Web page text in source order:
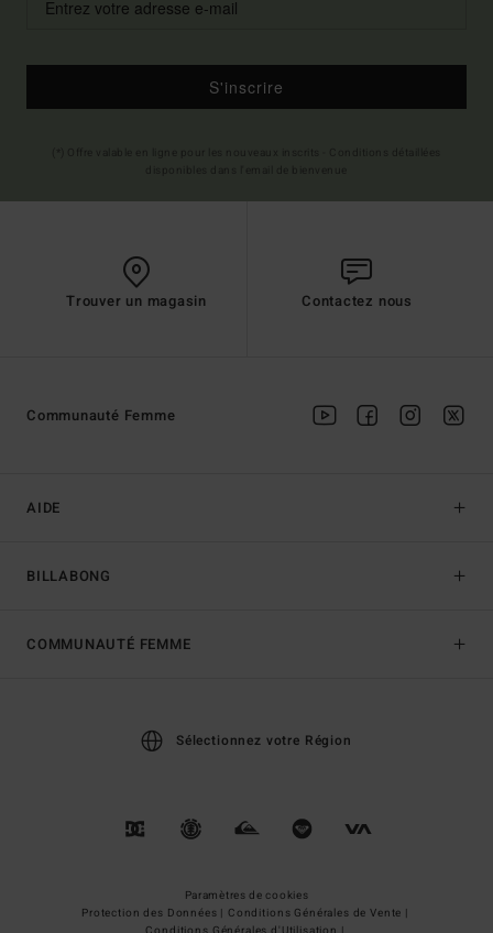
S'inscrire
Trouver un magasin Contactez nous
AIDE
BILLABONG
Communauté Femme
COMMUNAUTÉ FEMME
Sélectionnez votre Région
Paramètres de cookies
Protection des Données | Conditions Générales de Vente |